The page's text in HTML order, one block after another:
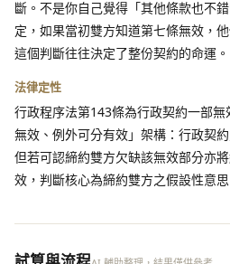
斷。不是你自己覺得「其他條款也不
定，如果當初雙方知道第七條無效，
這個判斷往往決定了整份契約的命運。
法律定性
行政程序法第143條為行政契約一部
無效、例外可分有效」架構：行政契
但若可認締約雙方欠缺該無效部分亦
效，判斷核心為締約雙方之假設性意思